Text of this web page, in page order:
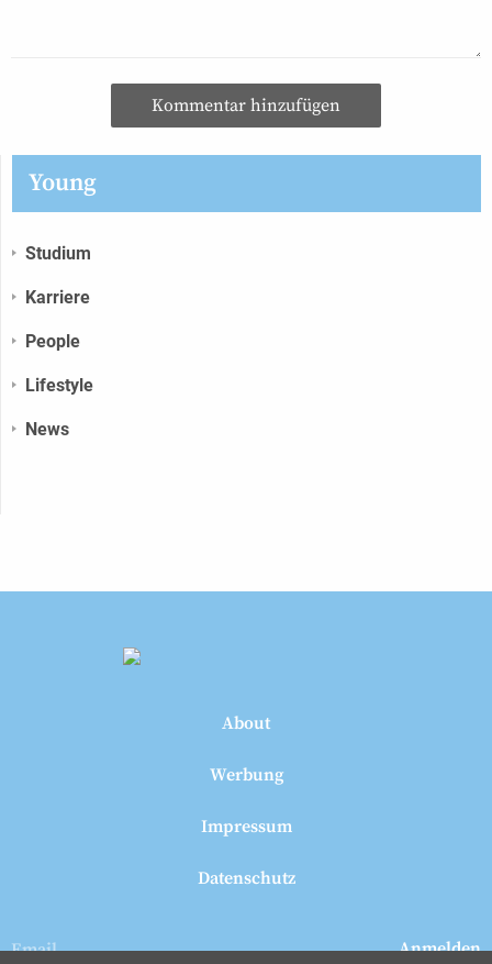
Kommentar hinzufügen
Young
Studium
Karriere
People
Lifestyle
News
About
Werbung
Impressum
Datenschutz